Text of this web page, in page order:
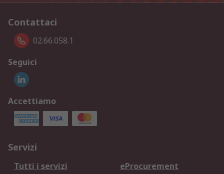
Contattaci
02.66.058.1
Seguici
Accettiamo
Servizi
Tutti i servizi
eProcurement